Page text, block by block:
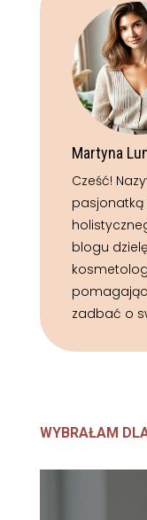
Martyna
Cześć!
pasjonatką
blogu
pomagając
zadbać o
WYBRAŁAM